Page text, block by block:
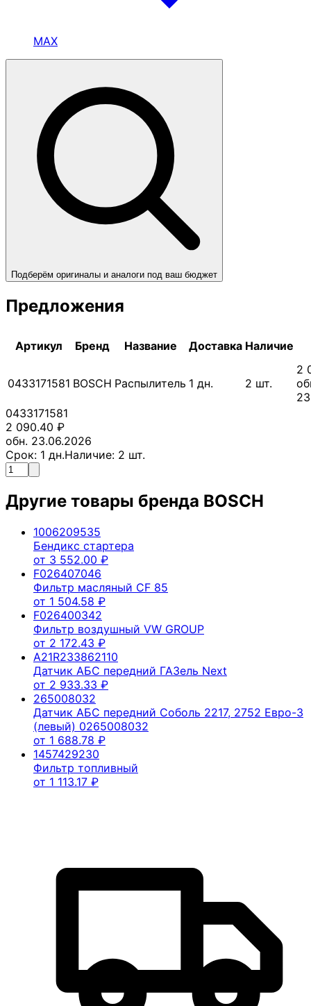
MAX
Подберём оригиналы и аналоги под ваш бюджет
Предложения
Артикул Бренд Название Доставка Наличие
0433171581 BOSCH Распылитель 1 дн. 2 шт.
2
0433171581
2 090.40 ₽
обн. 23.06.2026
Срок: 1 дн.Наличие: 2 шт.
Другие товары бренда BOSCH
1006209535
Бендикс стартера
от 3 552.00 ₽
F026407046
Фильтр масляный CF 85
от 1 504.58 ₽
F026400342
Фильтр воздушный VW GROUP
от 2 172.43 ₽
A21R233862110
Датчик АБС передний ГАЗель Next
от 2 933.33 ₽
265008032
Датчик АБС передний Соболь 2217, 2752 Евро-3
(левый) 0265008032
от 1 688.78 ₽
1457429230
Фильтр топливный
от 1 113.17 ₽